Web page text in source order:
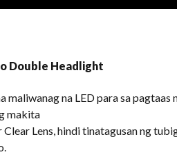
Double Headlight
maliwanag na LED para sa pagtaas
makita
Lens, hindi tinatagusan ng